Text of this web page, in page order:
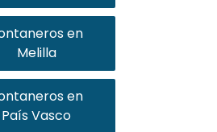
en
Melilla
en
País Vasco